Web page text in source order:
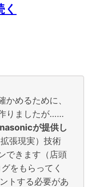
かめるために、
りましたが……
が提供し
張現実）技術
できます（店頭
をもらってく
トする必要があ